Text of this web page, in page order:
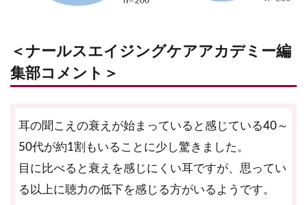
＜ナールスエイジングケアアカデミー編
集部コメント＞
耳の聞こえの衰えが始まっていると感じている40～
50代が約1割もいることに少し驚きました。
目に比べると衰えを感じにくい耳ですが、思ってい
る以上に聴力の低下を感じる方がいるようです。